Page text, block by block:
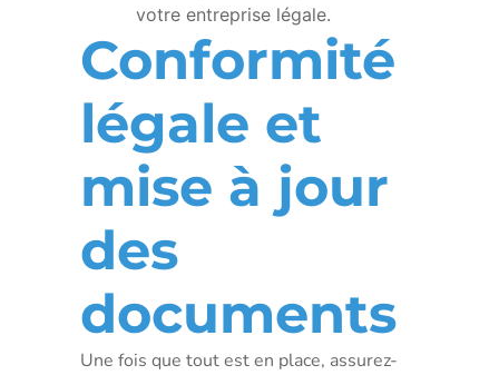
votre entreprise légale.
Conformité
légale et
mise à jour
des
documents
Une fois que tout est en place, assurez-